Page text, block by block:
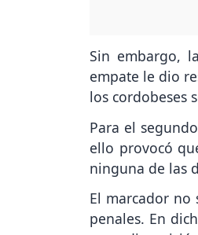
Sin embargo,
empate le dio
los cordobeses
Para el
ello provocó
ninguna de las
El marcador
penales. En